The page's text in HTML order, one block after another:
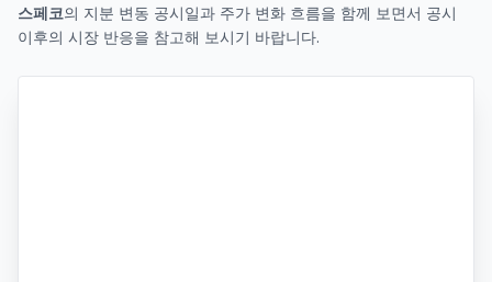
스페코의 지분 변동 공시일과 주가 변화 흐름을 함께 보면서 공시
이후의 시장 반응을 참고해 보시기 바랍니다.